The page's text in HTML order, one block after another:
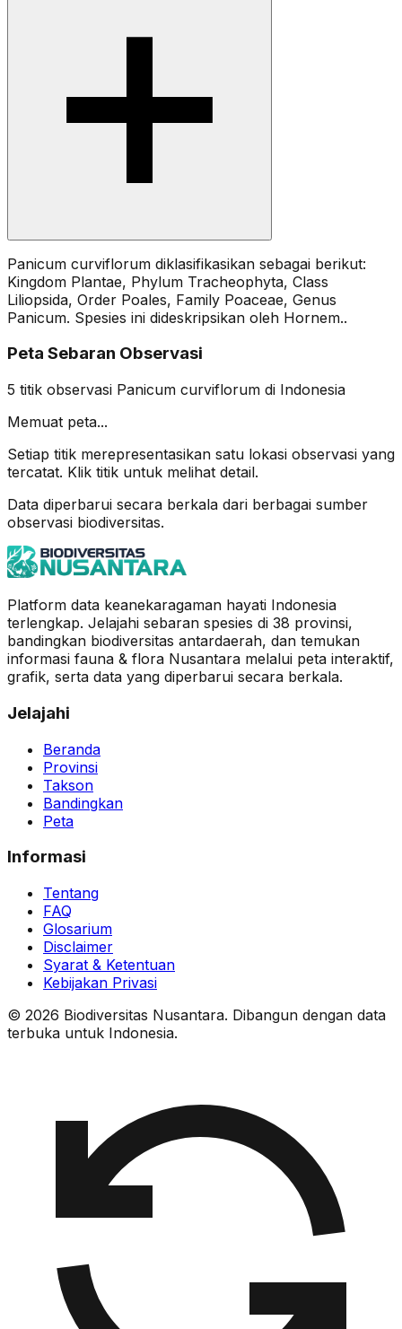
Panicum curviflorum diklasifikasikan sebagai berikut:
Kingdom Plantae, Phylum Tracheophyta, Class
Liliopsida, Order Poales, Family Poaceae, Genus
Panicum. Spesies ini dideskripsikan oleh Hornem..
Peta Sebaran Observasi
5 titik observasi Panicum curviflorum di Indonesia
Memuat peta...
Setiap titik merepresentasikan satu lokasi observasi yang
tercatat. Klik titik untuk melihat detail.
Data diperbarui secara berkala dari berbagai sumber
observasi biodiversitas.
Platform data keanekaragaman hayati Indonesia
terlengkap. Jelajahi sebaran spesies di 38 provinsi,
bandingkan biodiversitas antardaerah, dan temukan
informasi fauna & flora Nusantara melalui peta interaktif,
grafik, serta data yang diperbarui secara berkala.
Jelajahi
Beranda
Provinsi
Takson
Bandingkan
Peta
Informasi
Tentang
FAQ
Glosarium
Disclaimer
Syarat & Ketentuan
Kebijakan Privasi
© 2026 Biodiversitas Nusantara. Dibangun dengan data
terbuka untuk Indonesia.